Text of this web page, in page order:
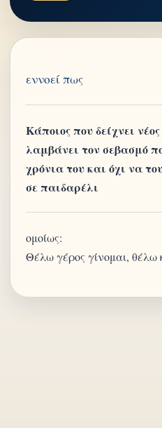
εννοεί πως
Κάποιος που δείχνει
λαμβάνει τον σεβασμό
χρόνια του και όχι να
σε παιδαρέλι
ομοίως:
Θέλω γέρος γίνομαι, θέλω